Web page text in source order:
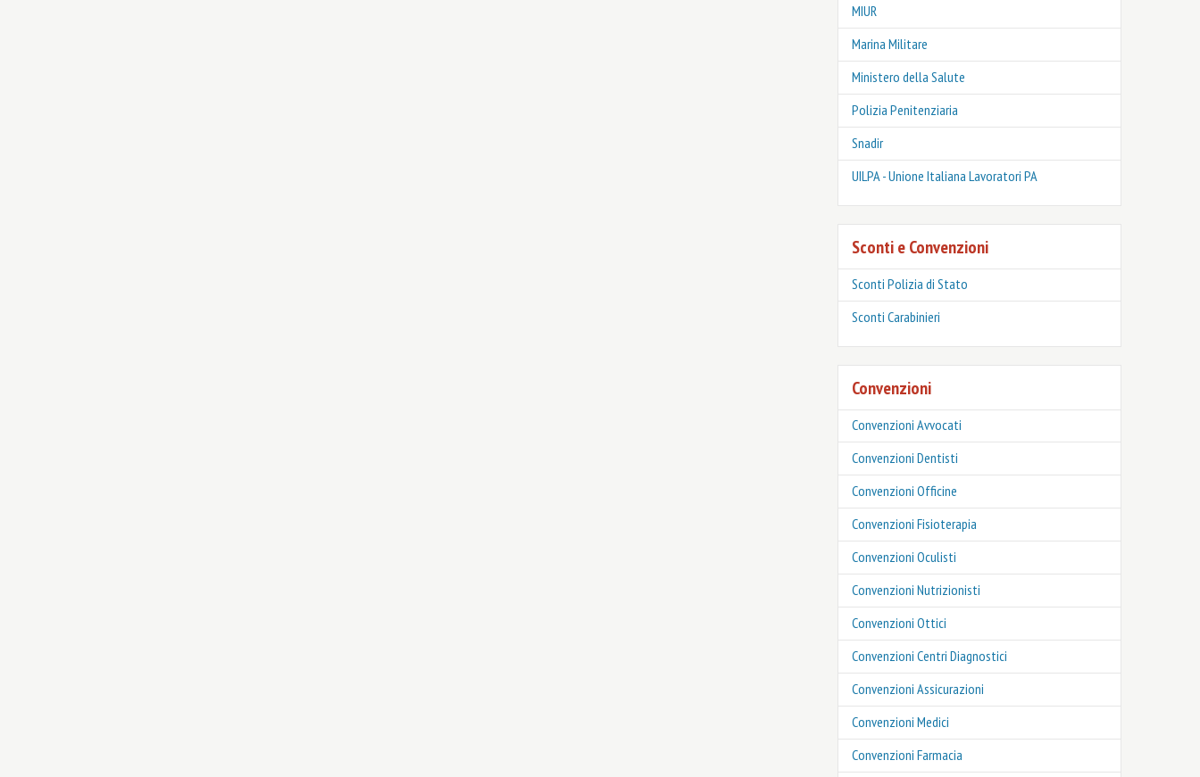
MIUR
Marina Militare
Ministero della Salute
Polizia Penitenziaria
Snadir
UILPA - Unione Italiana Lavoratori PA
Sconti e Convenzioni
Sconti Polizia di Stato
‎Sconti Carabinieri
Convenzioni
Convenzioni Avvocati
Convenzioni Dentisti
Convenzioni Officine
Convenzioni Fisioterapia
Convenzioni Oculisti
Convenzioni Nutrizionisti
Convenzioni Ottici
Convenzioni Centri Diagnostici
Convenzioni Assicurazioni
Convenzioni Medici
Convenzioni Farmacia